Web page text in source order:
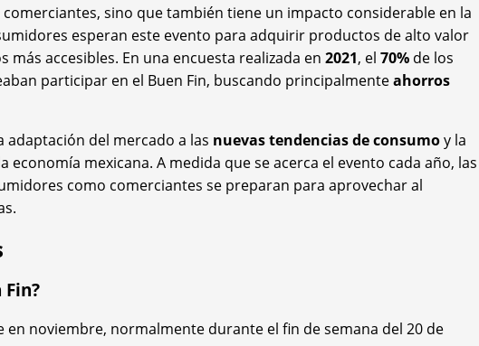
comerciantes, sino que también tiene un impacto considerable en la
esperan este evento para adquirir productos de alto valor
más accesibles. En una encuesta realizada en 2021, el 70% de los
participar en el Buen Fin, buscando principalmenteahorros
adaptación del mercado a las nuevas tendencias de consumoy la
mexicana. A medida que se acerca el evento cada año, las
como comerciantes se preparan para aprovechar al
Fin?
en noviembre, normalmente durante el fin de semana del 20 de